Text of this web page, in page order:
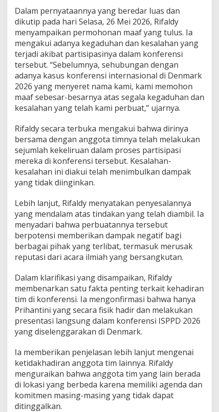
f
k
e
a
m
p
u
s
Dalam pernyataannya yang beredar luas dan
dikutip pada hari Selasa, 26 Mei 2026, Rifaldy
menyampaikan permohonan maaf yang tulus. Ia
mengakui adanya kegaduhan dan kesalahan yang
terjadi akibat partisipasinya dalam konferensi
tersebut. “Sebelumnya, sehubungan dengan
adanya kasus konferensi internasional di Denmark
2026 yang menyeret nama kami, kami memohon
maaf sebesar-besarnya atas segala kegaduhan dan
kesalahan yang telah kami perbuat,” ujarnya.
Rifaldy secara terbuka mengakui bahwa dirinya
bersama dengan anggota timnya telah melakukan
sejumlah kekeliruan dalam proses partisipasi
mereka di konferensi tersebut. Kesalahan-
kesalahan ini diakui telah menimbulkan dampak
yang tidak diinginkan.
Lebih lanjut, Rifaldy menyatakan penyesalannya
yang mendalam atas tindakan yang telah diambil. Ia
menyadari bahwa perbuatannya tersebut
berpotensi memberikan dampak negatif bagi
berbagai pihak yang terlibat, termasuk merusak
reputasi dari acara ilmiah yang bersangkutan.
Dalam klarifikasi yang disampaikan, Rifaldy
membenarkan satu fakta penting terkait kehadiran
tim di konferensi. Ia mengonfirmasi bahwa hanya
Prihantini yang secara fisik hadir dan melakukan
presentasi langsung dalam konferensi ISPPD 2026
yang diselenggarakan di Denmark.
Ia memberikan penjelasan lebih lanjut mengenai
ketidakhadiran anggota tim lainnya. Rifaldy
menguraikan bahwa anggota tim yang lain berada
di lokasi yang berbeda karena memiliki agenda dan
komitmen masing-masing yang tidak dapat
ditinggalkan.